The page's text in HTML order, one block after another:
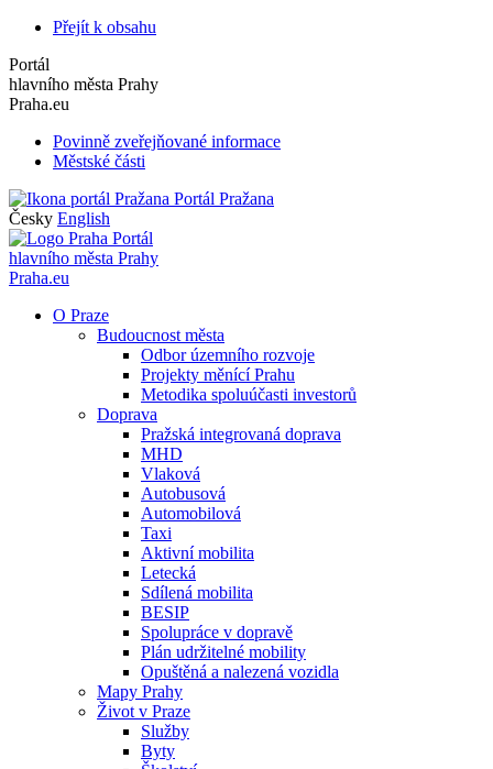
Přejít k obsahu
Portál
hlavního města Prahy
Praha.eu
Povinně zveřejňované informace
Městské části
Portál Pražana
Česky English
Portál
hlavního města Prahy
Praha.eu
O Praze
Budoucnost města
Odbor územního rozvoje
Projekty měnící Prahu
Metodika spoluúčasti investorů
Doprava
Pražská integrovaná doprava
MHD
Vlaková
Autobusová
Automobilová
Taxi
Aktivní mobilita
Letecká
Sdílená mobilita
BESIP
Spolupráce v dopravě
Plán udržitelné mobility
Opuštěná a nalezená vozidla
Mapy Prahy
Život v Praze
Služby
Byty